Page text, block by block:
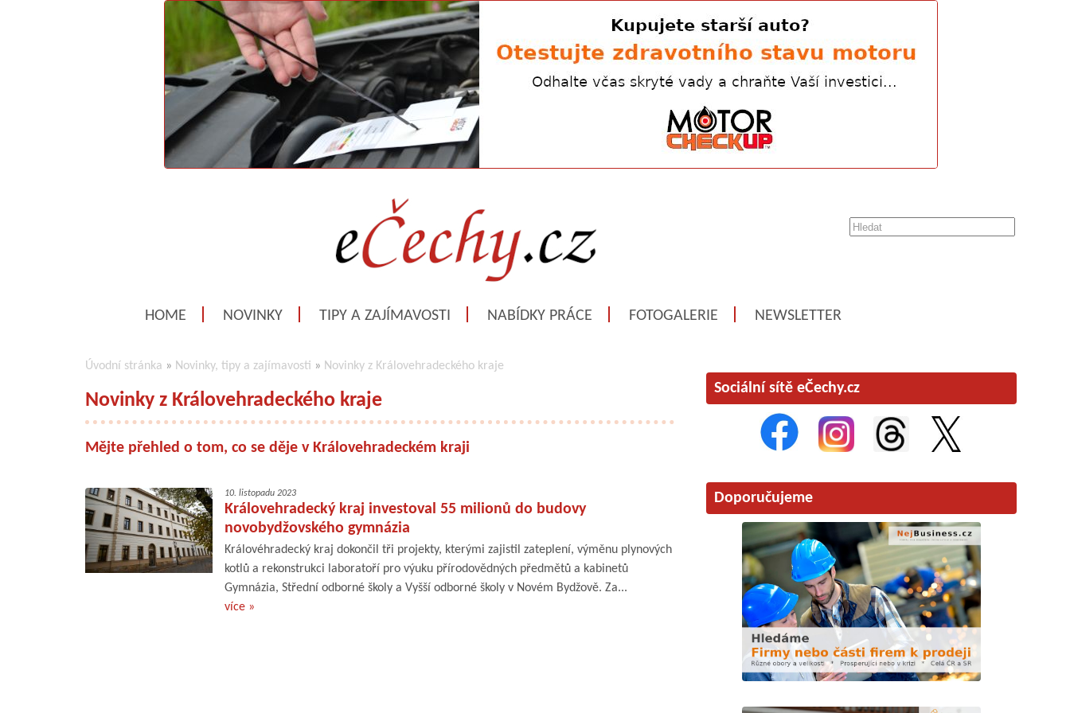
HOME NOVINKY TIPY A ZAJÍMAVOSTI NABÍDKY PRÁCE FOTOGALERIE NEWSLETTER
Úvodní stránka » Novinky, tipy a zajímavosti » Novinky z Královehradeckého kraje
Novinky z Královehradeckého kraje
Mějte přehled o tom, co se děje v Královehradeckém kraji
10. listopadu 2023
Královehradecký kraj investoval 55 milionů do budovy
novobydžovského gymnázia
Královéhradecký kraj dokončil tři projekty, kterými zajistil zateplení, výměnu plynových
kotlů a rekonstrukci laboratoří pro výuku přírodovědných předmětů a kabinetů
Gymnázia, Střední odborné školy a Vyšší odborné školy v Novém Bydžově. Za...
více »
Sociální sítě eČechy.cz
Doporučujeme